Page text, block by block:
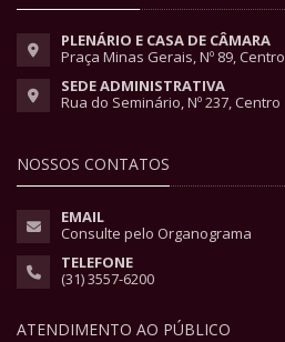
PLENÁRIO E CASA DE CÂMARA
Praça Minas Gerais, Nº 89, Centro
SEDE ADMINISTRATIVA
Rua do Seminário, Nº 237, Centro
NOSSOS CONTATOS
EMAIL
Consulte pelo Organograma
TELEFONE
(31) 3557-6200
ATENDIMENTO AO PÚBLICO